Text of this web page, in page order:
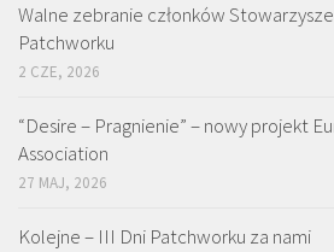
Walne zebranie członków
Patchworku
2 CZE, 2026
“Desire – Pragnienie” – nowy projekt
Association
27 MAJ, 2026
Kolejne – III Dni Patchworku za nami